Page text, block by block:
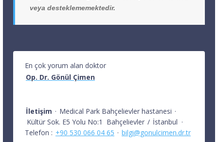
veya desteklememektedir.
En çok yorum alan doktor
Op. Dr. Gönül Çimen
İletişim · Medical Park Bahçelievler hastanesi ·
Kültür Sok. E5 Yolu No:1
Bahçelievler / İstanbul ·
Telefon : +90 530 066 04 65 · bilgi@gonulcimen.dr.tr